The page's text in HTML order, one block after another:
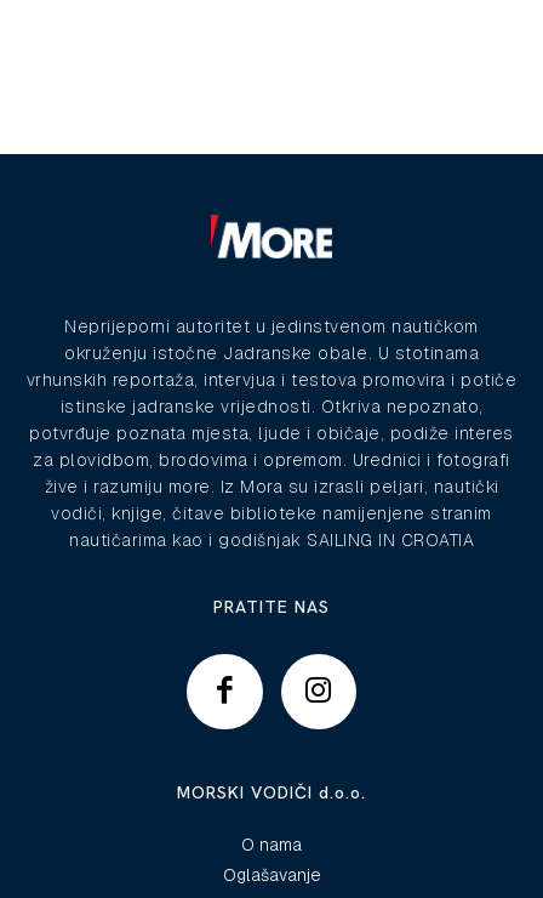
Neprijeporni autoritet u jedinstvenom nautičkom
okruženju istočne Jadranske obale. U stotinama
vrhunskih reportaža, intervjua i testova promovira i potiče
istinske jadranske vrijednosti. Otkriva nepoznato,
potvrđuje poznata mjesta, ljude i običaje, podiže interes
za plovidbom, brodovima i opremom. Urednici i fotografi
žive i razumiju more. Iz Mora su izrasli peljari, nautički
vodiči, knjige, čitave biblioteke namijenjene stranim
nautičarima kao i godišnjak SAILING IN CROATIA
PRATITE NAS
MORSKI VODIČI d.o.o.
O nama
Oglašavanje